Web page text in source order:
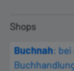
Shops
Buchnah: